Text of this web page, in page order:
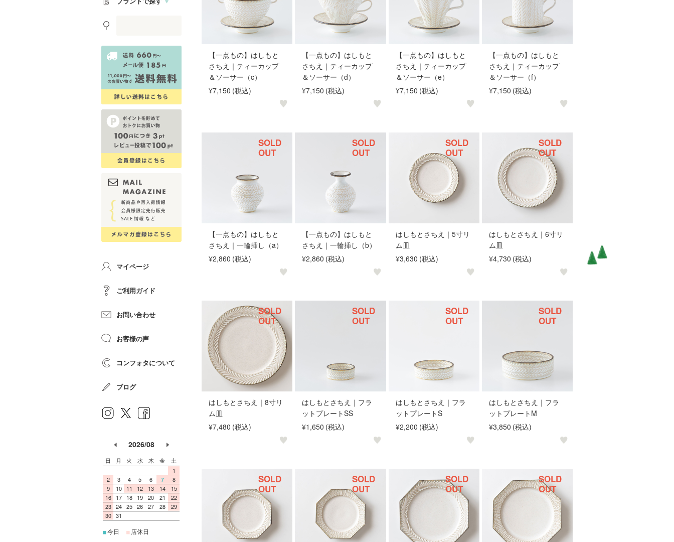
【一点もの】はしもと
さちえ｜ティーカップ
＆ソーサー（c）
¥7,150 (税込)
【一点もの】はしもと
さちえ｜ティーカップ
＆ソーサー（d）
¥7,150 (税込)
【一点もの】はしもと
さちえ｜ティーカップ
＆ソーサー（e）
¥7,150 (税込)
【一点もの】はしもと
さちえ｜ティーカップ
＆ソーサー（f）
¥7,150 (税込)
【一点もの】はしもと
さちえ｜一輪挿し（a）
¥2,860 (税込)
SOLD
OUT
【一点もの】はしもと
さちえ｜一輪挿し（b）
¥2,860 (税込)
SOLD
OUT
はしもとさちえ｜5寸リ
ム皿
¥3,630 (税込)
SOLD
OUT
はしもとさちえ｜6寸リ
ム皿
¥4,730 (税込)
SOLD
OUT
はしもとさちえ｜8寸リ
ム皿
¥7,480 (税込)
SOLD
OUT
はしもとさちえ｜フラ
ットプレートSS
¥1,650 (税込)
SOLD
OUT
はしもとさちえ｜フラ
ットプレートS
¥2,200 (税込)
SOLD
OUT
はしもとさちえ｜フラ
ットプレートM
¥3,850 (税込)
SOLD
OUT
SOLD
OUT
SOLD
OUT
SOLD
OUT
SOLD
OUT
マイページ
ご利用ガイド
お問い合わせ
お客様の声
コンフォタについて
ブログ
2026/08
日 月 火 水 木 金
土
1
2
3 4 5 6 7
8
9
10 11 12 13 14
15
16
17 18 19 20 21
22
23 24 25 26 27 28
29
30 31
■今日 ■ 店休日